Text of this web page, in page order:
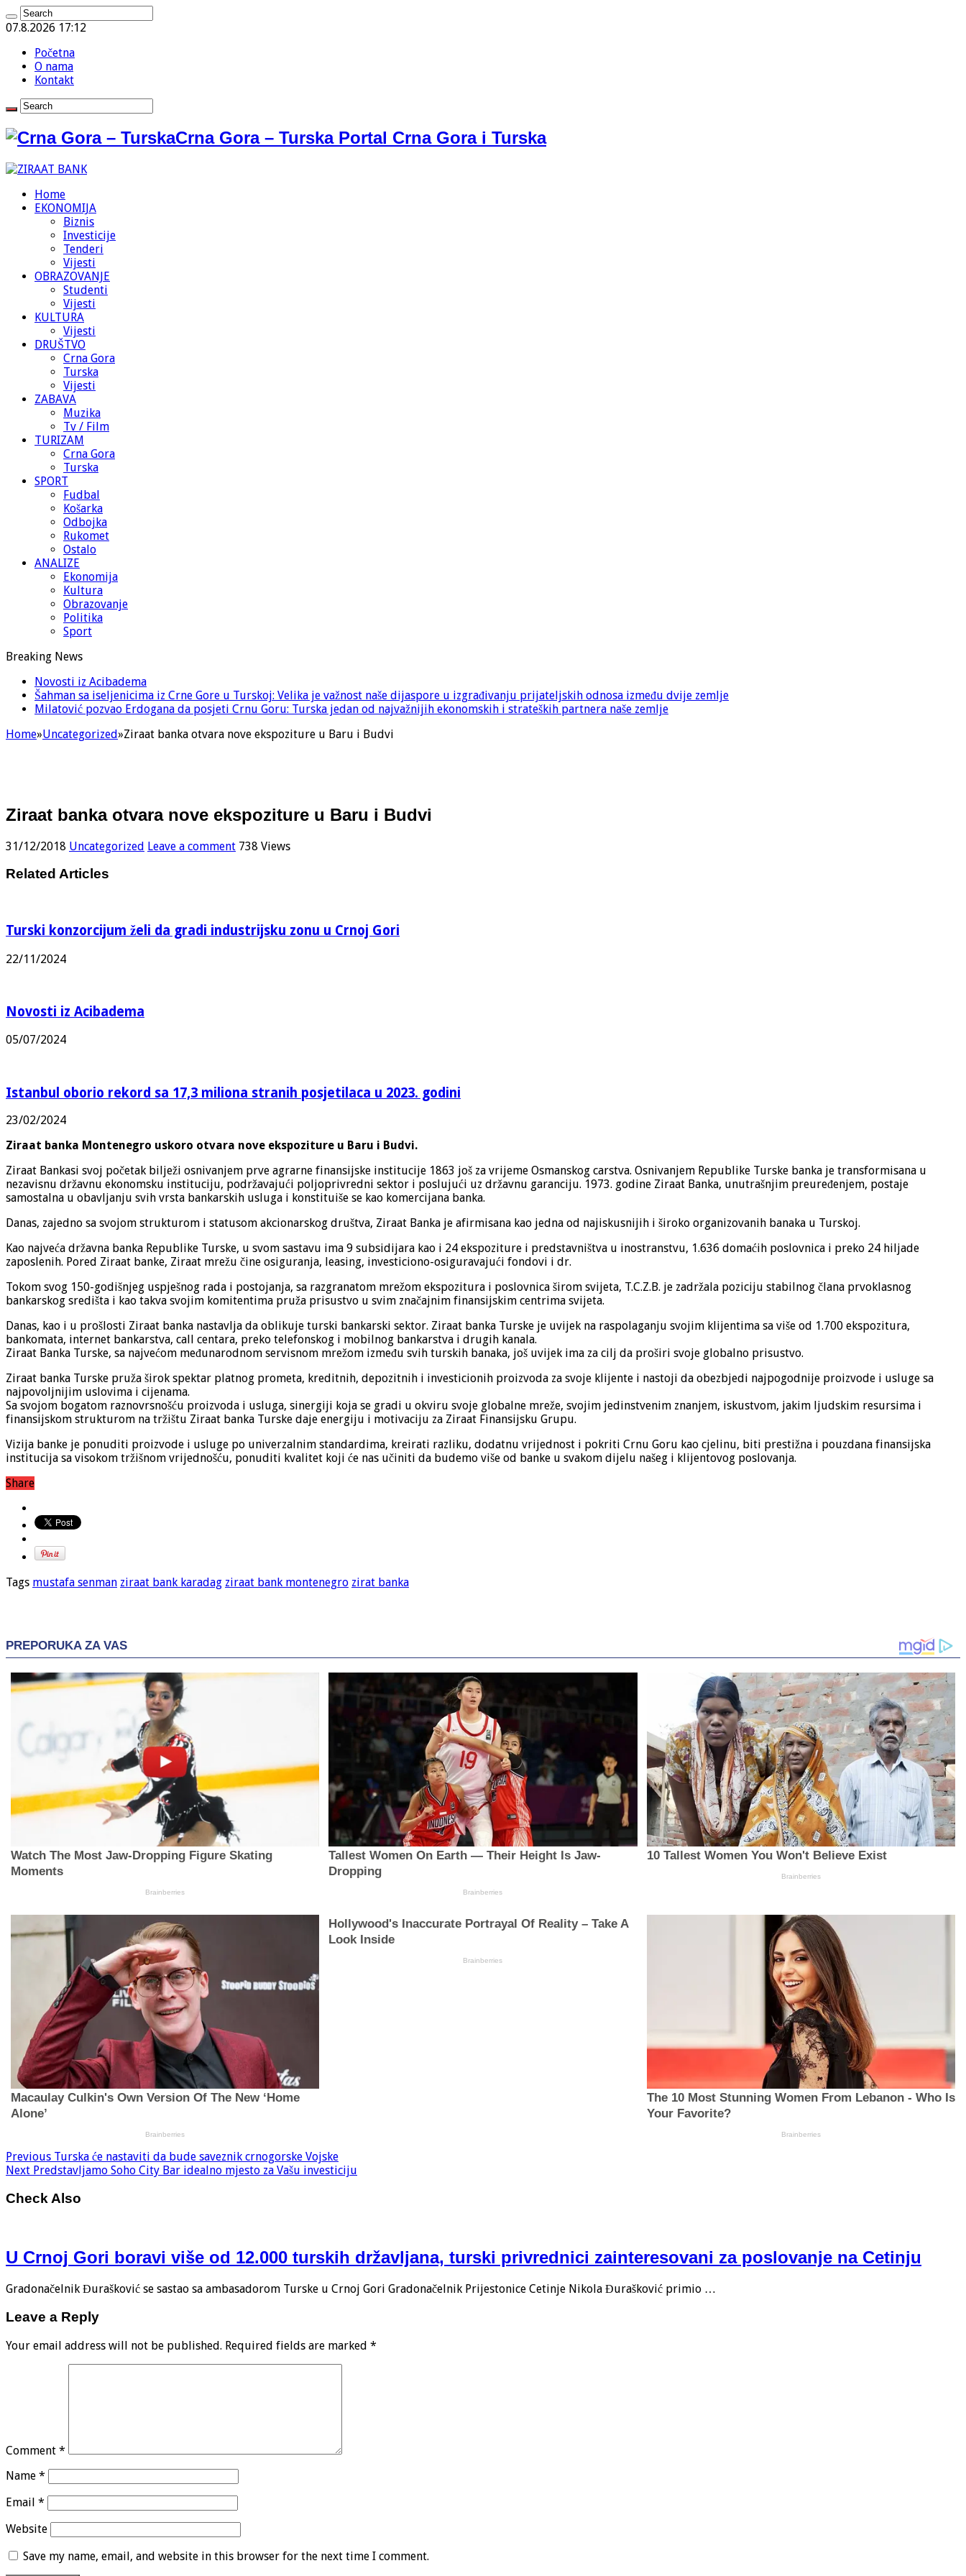
07.8.2026 17:12
Početna
O nama
Kontakt
Crna Gora – Turska Portal Crna Gora i Turska
Home
EKONOMIJA
Biznis
Investicije
Tenderi
Vijesti
OBRAZOVANJE
Studenti
Vijesti
KULTURA
Vijesti
DRUŠTVO
Crna Gora
Turska
Vijesti
ZABAVA
Muzika
Tv / Film
TURIZAM
Crna Gora
Turska
SPORT
Fudbal
Košarka
Odbojka
Rukomet
Ostalo
ANALIZE
Ekonomija
Kultura
Obrazovanje
Politika
Sport
Breaking News
Novosti iz Acibadema
Šahman sa iseljenicima iz Crne Gore u Turskoj: Velika je važnost naše dijaspore u izgrađivanju prijateljskih odnosa između dvije zemlje
Milatović pozvao Erdogana da posjeti Crnu Goru: Turska jedan od najvažnijih ekonomskih i strateških partnera naše zemlje
Home»Uncategorized»Ziraat banka otvara nove ekspoziture u Baru i Budvi
Ziraat banka otvara nove ekspoziture u Baru i Budvi
31/12/2018 Uncategorized Leave a comment 738 Views
Related Articles
Turski konzorcijum želi da gradi industrijsku zonu u Crnoj Gori
22/11/2024
Novosti iz Acibadema
05/07/2024
Istanbul oborio rekord sa 17,3 miliona stranih posjetilaca u 2023. godini
23/02/2024
Ziraat banka Montenegro uskoro otvara nove ekspoziture u Baru i Budvi.
Ziraat Bankasi svoj početak bilježi osnivanjem prve agrarne finansijske institucije 1863 još za vrijeme Osmanskog carstva. Osnivanjem Republike Turske banka je transformisana u
nezavisnu državnu ekonomsku instituciju, podržavajući poljoprivredni sektor i poslujući uz državnu garanciju. 1973. godine Ziraat Banka, unutrašnjim preuređenjem, postaje
samostalna u obavljanju svih vrsta bankarskih usluga i konstituiše se kao komercijana banka.
Danas, zajedno sa svojom strukturom i statusom akcionarskog društva, Ziraat Banka je afirmisana kao jedna od najiskusnijih i široko organizovanih banaka u Turskoj.
Kao najveća državna banka Republike Turske, u svom sastavu ima 9 subsidijara kao i 24 ekspoziture i predstavništva u inostranstvu, 1.636 domaćih poslovnica i preko 24 hiljade
zaposlenih. Pored Ziraat banke, Ziraat mrežu čine osiguranja, leasing, investiciono-osiguravajući fondovi i dr.
Tokom svog 150-godišnjeg uspješnog rada i postojanja, sa razgranatom mrežom ekspozitura i poslovnica širom svijeta, T.C.Z.B. je zadržala poziciju stabilnog člana prvoklasnog
bankarskog središta i kao takva svojim komitentima pruža prisustvo u svim značajnim finansijskim centrima svijeta.
Danas, kao i u prošlosti Ziraat banka nastavlja da oblikuje turski bankarski sektor. Ziraat banka Turske je uvijek na raspolaganju svojim klijentima sa više od 1.700 ekspozitura,
bankomata, internet bankarstva, call centara, preko telefonskog i mobilnog bankarstva i drugih kanala.
Ziraat Banka Turske, sa najvećom međunarodnom servisnom mrežom između svih turskih banaka, još uvijek ima za cilj da proširi svoje globalno prisustvo.
Ziraat banka Turske pruža širok spektar platnog prometa, kreditnih, depozitnih i investicionih proizvoda za svoje klijente i nastoji da obezbjedi najpogodnije proizvode i usluge sa
najpovoljnijim uslovima i cijenama.
Sa svojom bogatom raznovrsnošću proizvoda i usluga, sinergiji koja se gradi u okviru svoje globalne mreže, svojim jedinstvenim znanjem, iskustvom, jakim ljudskim resursima i
finansijskom strukturom na tržištu Ziraat banka Turske daje energiju i motivaciju za Ziraat Finansijsku Grupu.
Vizija banke je ponuditi proizvode i usluge po univerzalnim standardima, kreirati razliku, dodatnu vrijednost i pokriti Crnu Goru kao cjelinu, biti prestižna i pouzdana finansijska
institucija sa visokom tržišnom vrijednošću, ponuditi kvalitet koji će nas učiniti da budemo više od banke u svakom dijelu našeg i klijentovog poslovanja.
Share
Tags mustafa senman ziraat bank karadag ziraat bank montenegro zirat banka
Previous Turska će nastaviti da bude saveznik crnogorske Vojske
Next Predstavljamo Soho City Bar idealno mjesto za Vašu investiciju
Check Also
U Crnoj Gori boravi više od 12.000 turskih državljana, turski privrednici zainteresovani za poslovanje na Cetinju
Gradonačelnik Đurašković se sastao sa ambasadorom Turske u Crnoj Gori Gradonačelnik Prijestonice Cetinje Nikola Đurašković primio …
Leave a Reply
Your email address will not be published. Required fields are marked *
Comment *
Name *
Email *
Website
Save my name, email, and website in this browser for the next time I comment.